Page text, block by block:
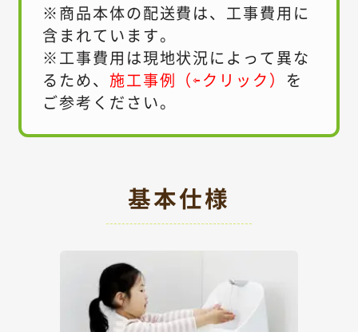
※商品本体の配送費は、工事費用に
含まれています。
※工事費用は現地状況によって異な
るため、 施工事例（⇦クリック） を
ご参考ください。
基本仕様